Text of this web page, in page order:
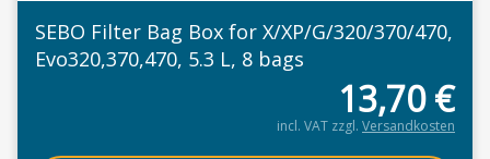
SEBO Filter Bag Box for X/XP/G/320/370/470,
Evo320,370,470, 5.3 L, 8 bags
13,70€
incl. VAT zzgl. Versandkosten